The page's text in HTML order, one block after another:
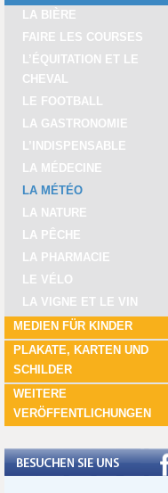
LA BIÈRE
FAIRE LES COURSES
L’ÉQUITATION ET LE
CHEVAL
LE FOOTBALL
LA GASTRONOMIE
L’INDISPENSABLE
LA MÉDECINE
LA MÉTÉO
LA NATURE
LA PÊCHE
LA PHARMACIE
LE VÉLO
LA VIGNE ET LE VIN
MEDIEN FÜR KINDER
PLAKATE, KARTEN UND
SCHILDER
WEITERE
VERÖFFENTLICHUNGEN